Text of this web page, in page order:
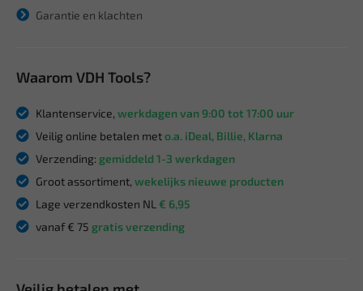
Garantie en klachten
Waarom VDH Tools?
Klantenservice, werkdagen van 9:00 tot 17:00 uur
Veilig online betalen meto.a. iDeal, Billie, Klarna
Verzending: gemiddeld 1-3 werkdagen
Groot assortiment, wekelijks nieuwe producten
Lage verzendkosten NL € 6,95
vanaf € 75 gratis verzending